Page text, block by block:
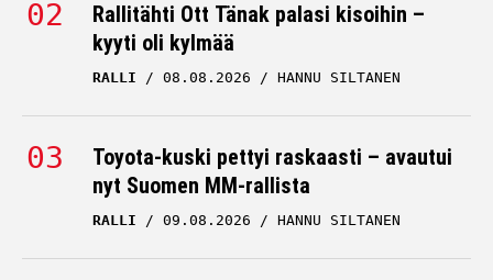
Rallitähti Ott Tänak palasi kisoihin –
kyyti oli kylmää
RALLI 08.08.2026 HANNU SILTANEN
Toyota-kuski pettyi raskaasti – avautui
nyt Suomen MM-rallista
RALLI 09.08.2026 HANNU SILTANEN